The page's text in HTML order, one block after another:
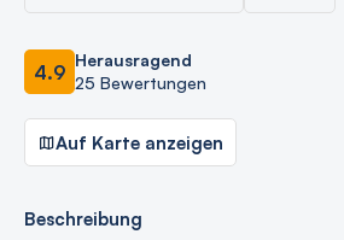
4.9 Herausragend
25 Bewertungen
Auf Karte anzeigen
Beschreibung